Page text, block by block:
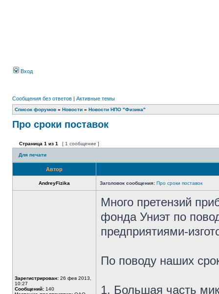
Вход
Сообщения без ответов | Активные темы
Список форумов » Новости » Новости НПО "Физика"
Про сроки поставок
Страница 1 из 1 [ 1 сообщение ]
Для печати
Автор
AndreyFizika Заголовок сообщения: Про сроки поставок
Зарегистрирован: 26 фев 2013,
10:27
Сообщений: 140
Много претензий
фонда Униэт по
предприятиями-
По поводу наших
1. Большая часть